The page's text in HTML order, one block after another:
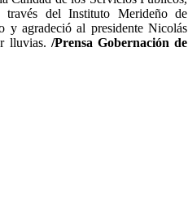
través del Instituto Merideño de
y agradeció al presidente Nicolás
lluvias. /Prensa Gobernación de